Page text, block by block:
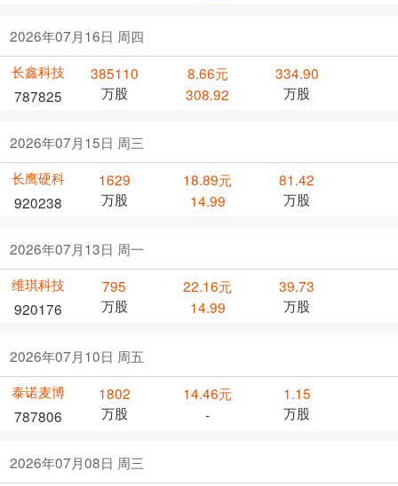
2026年07月16日 周四
长鑫科技
787825
385110
万股
8.66元
308.92
334.90
万股
2026年07月15日 周三
长鹰硬科
920238
1629
万股
18.89元
14.99
81.42
万股
2026年07月13日 周一
维琪科技
920176
795
万股
22.16元
14.99
39.73
万股
2026年07月10日 周五
泰诺麦博
787806
1802
万股
14.46元
-
1.15
万股
2026年07月08日 周三